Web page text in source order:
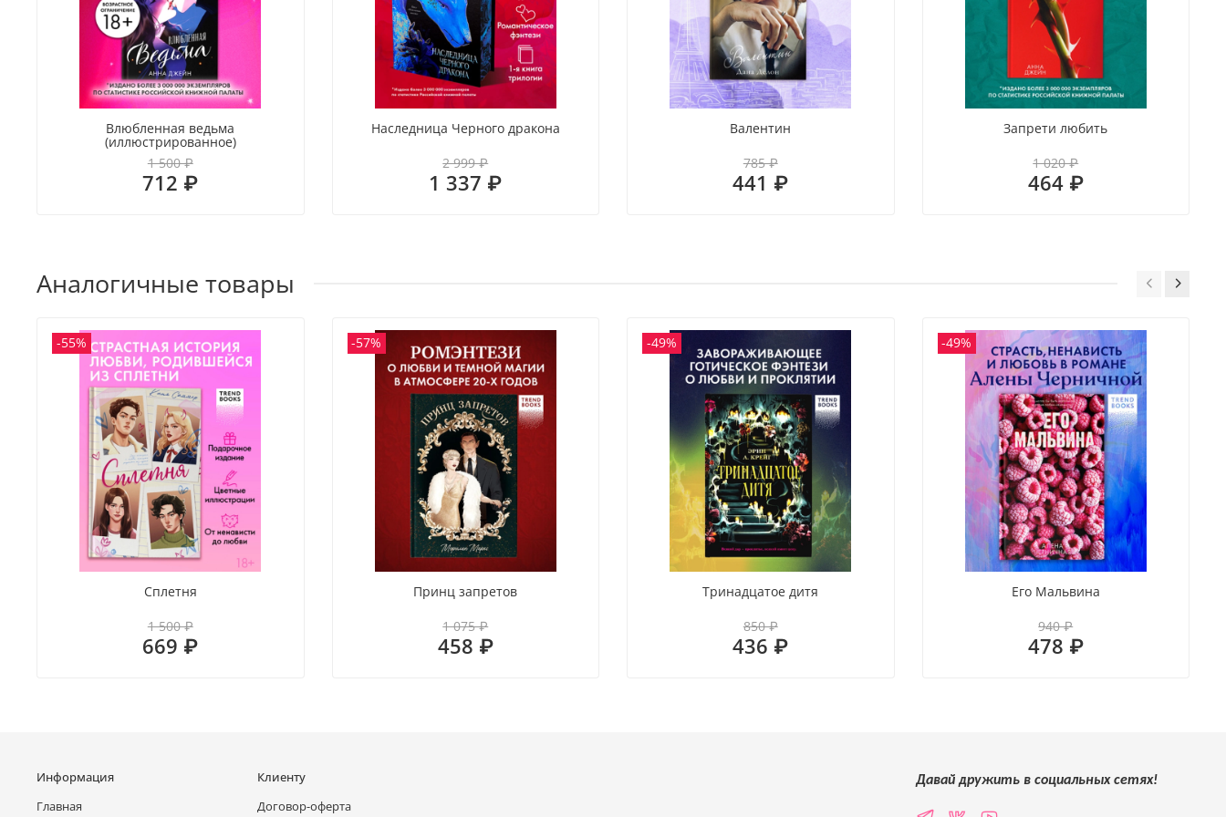
Влюбленная ведьма
(иллюстрированное)
1 500 ₽
712 ₽
Наследница Черного дракона
2 999 ₽
1 337 ₽
Валентин
785 ₽
441 ₽
Запрети любить
1 020 ₽
464 ₽
Аналогичные товары
-55%
Сплетня
1 500 ₽
669 ₽
-57%
Принц запретов
1 075 ₽
458 ₽
-49%
Тринадцатое дитя
850 ₽
436 ₽
-49%
Его Мальвина
940 ₽
478 ₽
Информация
Главная
Клиенту
Договор-оферта
Давай дружить в социальных сетях!